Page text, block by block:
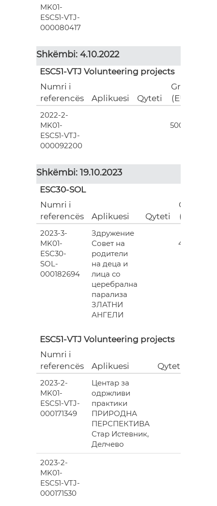
MK01-
ESC51-VTJ-
000080417
Shkëmbi: 4.10.2022
ESC51-VTJ Volunteering projects
Numri i
referencës
Aplikuesi Qyteti
Grant
(EUR)
2022-2-
MK01-
ESC51-VTJ-
000092200
500.00
Shkëmbi: 19.10.2023
ESC30-SOL
Numri i
referencës
Aplikuesi Qyteti
Grant
(EUR)
2023-3-
MK01-
ESC30-
SOL-
000182694
Здружение
Совет на
родители
на деца и
лица со
церебрална
парализа
ЗЛАТНИ
АНГЕЛИ
493.00
ESC51-VTJ Volunteering projects
Numri i
referencës
Aplikuesi Qyteti
2023-2-
MK01-
ESC51-VTJ-
000171349
Центар за
одржливи
практики
ПРИРОДНА
ПЕРСПЕКТИВА
Стар Истевник,
Делчево
2023-2-
MK01-
ESC51-VTJ-
000171530